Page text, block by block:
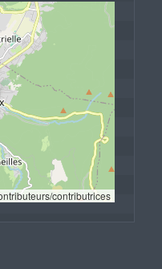
contributrices